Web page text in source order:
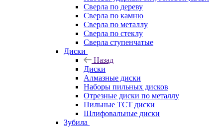
Сверла по дереву
Сверла по камню
Сверла по металлу
Сверла по стеклу
Сверла ступенчатые
Диски
Назад
Диски
Алмазные диски
Наборы пильных дисков
Отрезные диски по металлу
Пильные TCT диски
Шлифовальные диски
Зубила